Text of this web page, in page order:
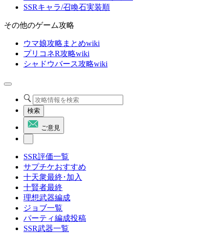
SSRキャラ/召喚石実装順
その他のゲーム攻略
ウマ娘攻略まとめwiki
プリコネR攻略wiki
シャドウバース攻略wiki
検索
ご意見
SSR評価一覧
サプチケおすすめ
十天衆最終･加入
十賢者最終
理想武器編成
ジョブ一覧
パーティ編成投稿
SSR武器一覧